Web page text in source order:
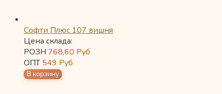
Софти Плюс 107 вишня
Цена склада:
РОЗН 768,60 Руб
ОПТ549 Руб